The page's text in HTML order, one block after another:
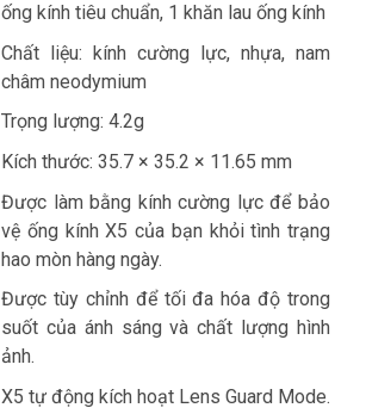
ống kính tiêu chuẩn, 1 khăn lau ống kính
Chất liệu: kính cường lực, nhựa, nam
châm neodymium
Trọng lượng: 4.2g
Kích thước: 35.7 × 35.2 × 11.65 mm
Được làm bằng kính cường lực để bảo
vệ ống kính X5 của bạn khỏi tình trạng
hao mòn hàng ngày.
Được tùy chỉnh để tối đa hóa độ trong
suốt của ánh sáng và chất lượng hình
ảnh.
X5 tự động kích hoạt Lens Guard Mode.